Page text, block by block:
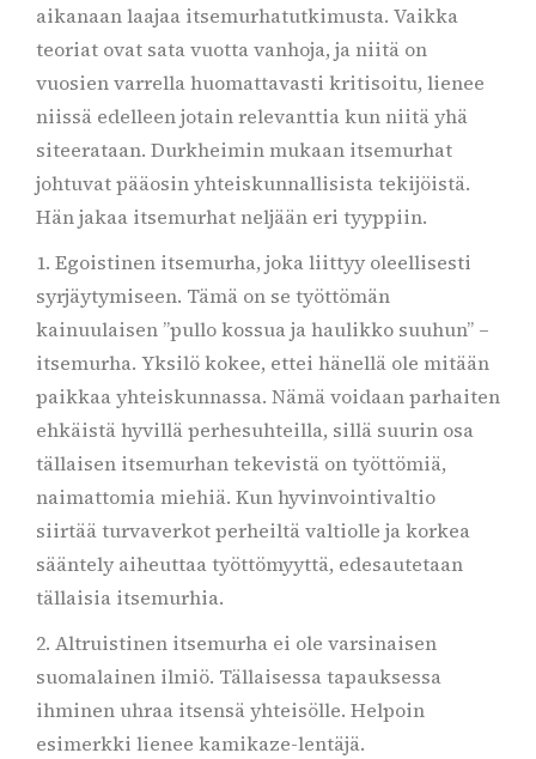
aikanaan laajaa itsemurhatutkimusta. Vaikka
teoriat ovat sata vuotta vanhoja, ja niitä on
vuosien varrella huomattavasti kritisoitu, lienee
niissä edelleen jotain relevanttia kun niitä yhä
siteerataan. Durkheimin mukaan itsemurhat
johtuvat pääosin yhteiskunnallisista tekijöistä.
Hän jakaa itsemurhat neljään eri tyyppiin.
1. Egoistinen itsemurha, joka liittyy oleellisesti
syrjäytymiseen. Tämä on se työttömän
kainuulaisen ”pullo kossua ja haulikko suuhun” –
itsemurha. Yksilö kokee, ettei hänellä ole mitään
paikkaa yhteiskunnassa. Nämä voidaan parhaiten
ehkäistä hyvillä perhesuhteilla, sillä suurin osa
tällaisen itsemurhan tekevistä on työttömiä,
naimattomia miehiä. Kun hyvinvointivaltio
siirtää turvaverkot perheiltä valtiolle ja korkea
sääntely aiheuttaa työttömyyttä, edesautetaan
tällaisia itsemurhia.
2. Altruistinen itsemurha ei ole varsinaisen
suomalainen ilmiö. Tällaisessa tapauksessa
ihminen uhraa itsensä yhteisölle. Helpoin
esimerkki lienee kamikaze-lentäjä.